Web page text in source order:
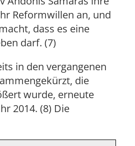
Reformwillen an, und
dass es eine
darf. (7)
in den vergangenen
die
wurde, erneute
2014. (8) Die